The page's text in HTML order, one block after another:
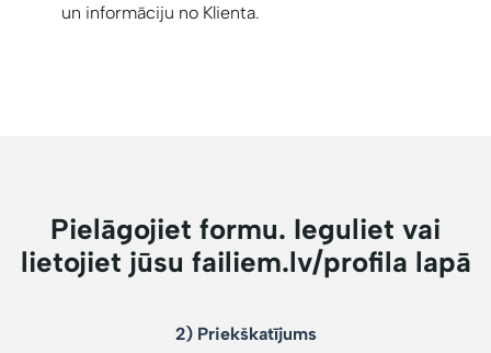
un informāciju no Klienta.
Pielāgojiet formu. Ieguliet vai
lietojiet jūsu failiem.lv/profila lapā
2) Priekškatījums